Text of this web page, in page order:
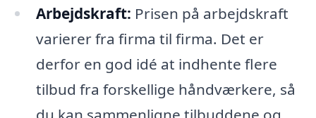
Arbejdskraft: Prisen på arbejdskraft
varierer fra firma til firma. Det er
derfor en god idé at indhente flere
tilbud fra forskellige håndværkere, så